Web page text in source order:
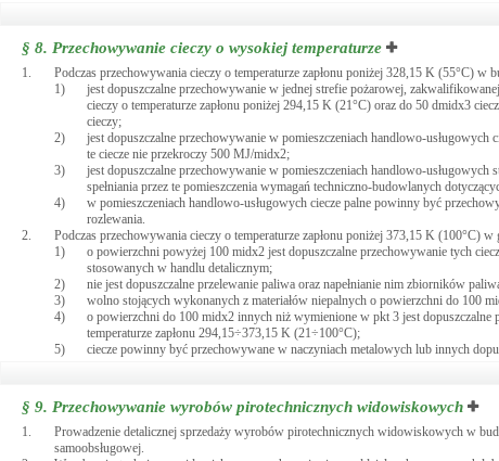
§ 8. Przechowywanie cieczy o wysokiej temperaturze
1.
Podczas przechowywania cieczy o temperaturze zapłonu poniżej 328,15 K (55°C)
1)
jest dopuszczalne przechowywanie w jednej strefie pożarowej,
cieczy o temperaturze zapłonu poniżej 294,15 K (21°C) oraz do 50 dmidx3
cieczy;
2)
jest dopuszczalne przechowywanie w pomieszczeniach handlowo-
te ciecze nie przekroczy 500 MJ/midx2;
3)
jest dopuszczalne przechowywanie w pomieszczeniach handlowo-
spełniania przez te pomieszczenia wymagań techniczno-budowlanych
4)
w pomieszczeniach handlowo-usługowych ciecze palne powinny być
rozlewania.
2.
Podczas przechowywania cieczy o temperaturze zapłonu poniżej 373,15 K (100°C) w
1)
o powierzchni powyżej 100 midx2 jest dopuszczalne przechowywanie tych
stosowanych w handlu detalicznym;
2)
nie jest dopuszczalne przelewanie paliwa oraz napełnianie nim zbiorników
3)
wolno stojących wykonanych z materiałów niepalnych o powierzchni do 100
4)
o powierzchni do 100 midx2 innych niż wymienione w pkt 3 jest
temperaturze zapłonu 294,15÷373,15 K (21÷100°C);
5)
ciecze powinny być przechowywane w naczyniach metalowych lub innych
§ 9. Przechowywanie wyrobów pirotechnicznych widowiskowych
1.
Prowadzenie detalicznej sprzedaży wyrobów pirotechnicznych widowiskowych w
samoobsługowej.